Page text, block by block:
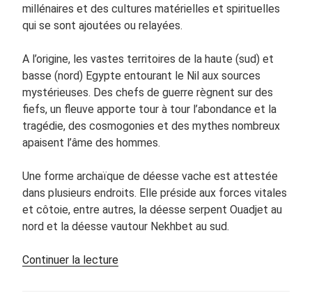
millénaires et des cultures matérielles et spirituelles
qui se sont ajoutées ou relayées.
A l’origine, les vastes territoires de la haute (sud) et
basse (nord) Egypte entourant le Nil aux sources
mystérieuses. Des chefs de guerre règnent sur des
fiefs, un fleuve apporte tour à tour l’abondance et la
tragédie, des cosmogonies et des mythes nombreux
apaisent l’âme des hommes.
Une forme archaïque de déesse vache est attestée
dans plusieurs endroits. Elle préside aux forces vitales
et côtoie, entre autres, la déesse serpent Ouadjet au
nord et la déesse vautour Nekhbet au sud.
Continuer la lecturede